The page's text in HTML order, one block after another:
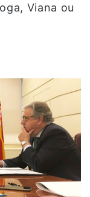
Viana ou